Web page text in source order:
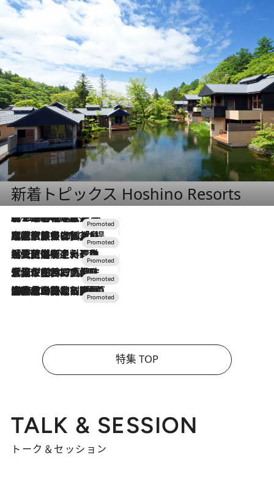
新着トピックス Hoshino Resorts
2026.8.7
【トンボの足水浴】ヒノキの香りに包まれて涼感マックス！約13℃の湧水かけ流しを避暑地「星野温泉 トンボの湯」で体験
2026.7.31
【ホテル帰省】という選択肢をOMOが提案。家族とほどよい距離を保つには「昼は実家、夜は気兼ねなくホテルで！」
2026.7.24
【夏限定ディナーコース】旬を迎える稚鮎や花ズッキーニなどをイタリア・トスカーナの郷土料理の手法で満喫！
2026.7.17
「土佐和ハーブかき氷」がOMO7高知に登場！生姜、山椒、大葉など目にも舌にも涼を呼ぶ郷土の味
2026.7.10
NEW OPEN！【界 草津】名湯の地に誕生。趣の異なる2種の温泉と上州ならではの会席・蕎麦割烹など美食を味わう究極の癒やし旅
特集 TOP
TALK & SESSION
トーク＆セッション